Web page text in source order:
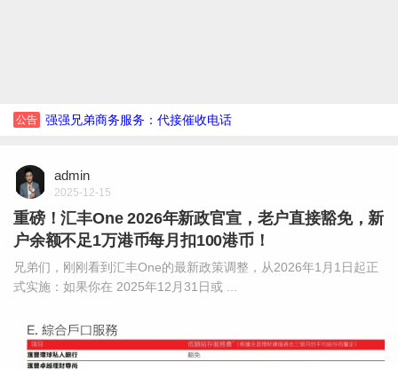
公告 强强兄弟商务服务：代接催收电话
admin
2025-12-15
重磅！汇丰One 2026年新政官宣，老户直接豁免，新
户余额不足1万港币每月扣100港币！
兄弟们，刚刚看到汇丰One的最新政策调整，从2026年1月1日起正
式实施：如果你在 2025年12月31日或 ...